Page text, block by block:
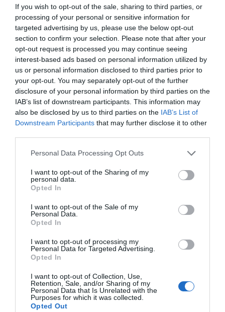
If you wish to opt-out of the sale, sharing to third parties, or
processing of your personal or sensitive information for
targeted advertising by us, please use the below opt-out
section to confirm your selection. Please note that after your
opt-out request is processed you may continue seeing
interest-based ads based on personal information utilized by
us or personal information disclosed to third parties prior to
your opt-out. You may separately opt-out of the further
disclosure of your personal information by third parties on the
IAB’s list of downstream participants. This information may
also be disclosed by us to third parties on the IAB’s List of
Downstream Participants that may further disclose it to other
Personal Data Processing Opt Outs
I want to opt-out of the Sharing of my
personal data.
Opted In
I want to opt-out of the Sale of my
Personal Data.
Opted In
I want to opt-out of processing my
Personal Data for Targeted Advertising.
Opted In
I want to opt-out of Collection, Use,
Retention, Sale, and/or Sharing of my
Personal Data that Is Unrelated with the
Purposes for which it was collected.
Opted Out